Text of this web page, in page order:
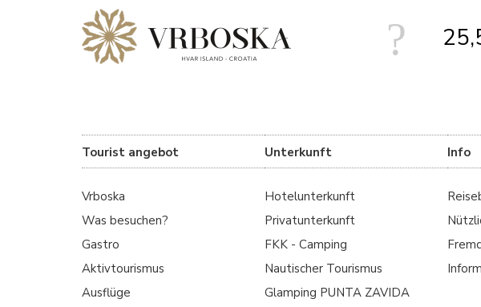
Tourist angebot
Vrboska
Was besuchen?
Gastro
Aktivtourismus
Ausflüge
Unterkunft
Hotelunterkunft
Privatunterkunft
FKK - Camping
Nautischer Tourismus
Glamping PUNTA ZAVIDA
Info